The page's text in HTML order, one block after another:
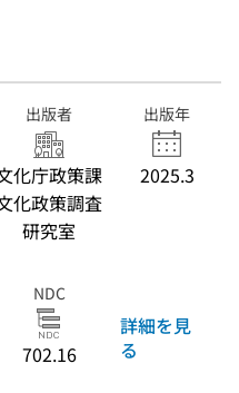
出版者
化庁政策課
化政策調査
研究室
出版年
2025.3
NDC
702.16
詳細を見
る